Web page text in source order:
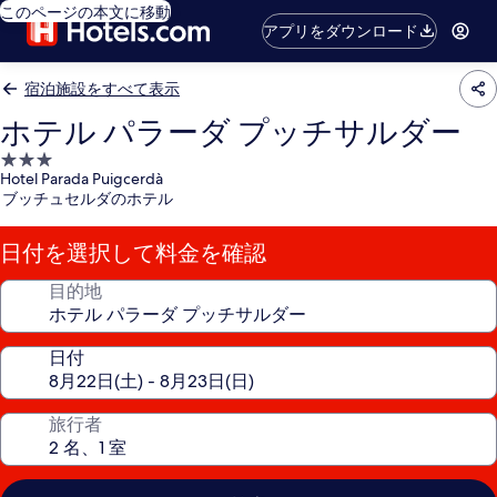
このページの本文に移動
アプリをダウンロード
宿泊施設をすべて表示
ホテル パラーダ プッチサルダー
3.0
つ
星
宿
泊
施
Hotel Parada Puigcerdà
ブッチュセルダのホテル
日付を選択して料金を確認
目的地
日付
旅行者